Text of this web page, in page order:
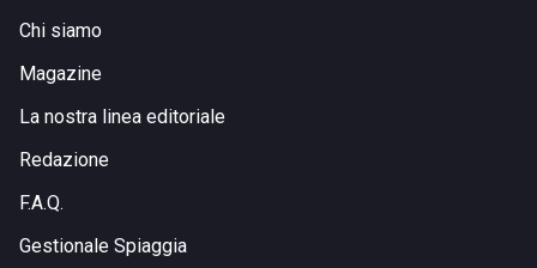
Chi siamo
Magazine
La nostra linea editoriale
Redazione
F.A.Q.
Gestionale Spiaggia